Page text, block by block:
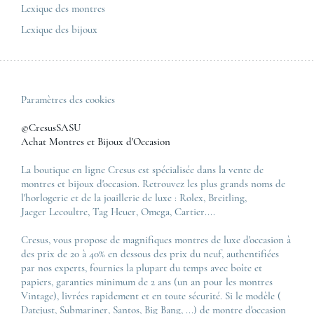
Lexique des montres
Lexique des bijoux
Paramètres des cookies
©CresusSASU
Achat Montres et Bijoux d'Occasion
La boutique en ligne Cresus est spécialisée dans la vente de
montres et bijoux d'occasion. Retrouvez les plus grands noms de
l'horlogerie et de la joaillerie de luxe : Rolex, Breitling,
Jaeger Lecoultre, Tag Heuer, Omega, Cartier....
Cresus, vous propose de magnifiques montres de luxe d'occasion à
des prix de 20 à 40% en dessous des prix du neuf, authentifiées
par nos experts, fournies la plupart du temps avec boîte et
papiers, garanties minimum de 2 ans (un an pour les montres
Vintage), livrées rapidement et en toute sécurité. Si le modèle (
Datejust, Submariner, Santos, Big Bang, ...) de montre d'occasion